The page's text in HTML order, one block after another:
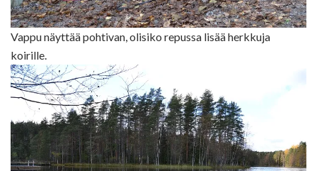
Vappu näyttää pohtivan, olisiko repussa lisää herkkuja
koirille.